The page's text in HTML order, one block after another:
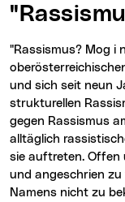
"Rassismus? Mog i ned!" ist ein Zusammenschluss von zehn
und sich seit neun
strukturellen
gegen Rassismus
alltäglich
sie auftreten. Offen
und angeschrien
Namens nicht zu